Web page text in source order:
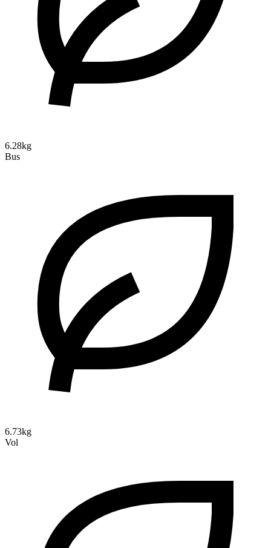
6.28kg
Bus
6.73kg
Vol